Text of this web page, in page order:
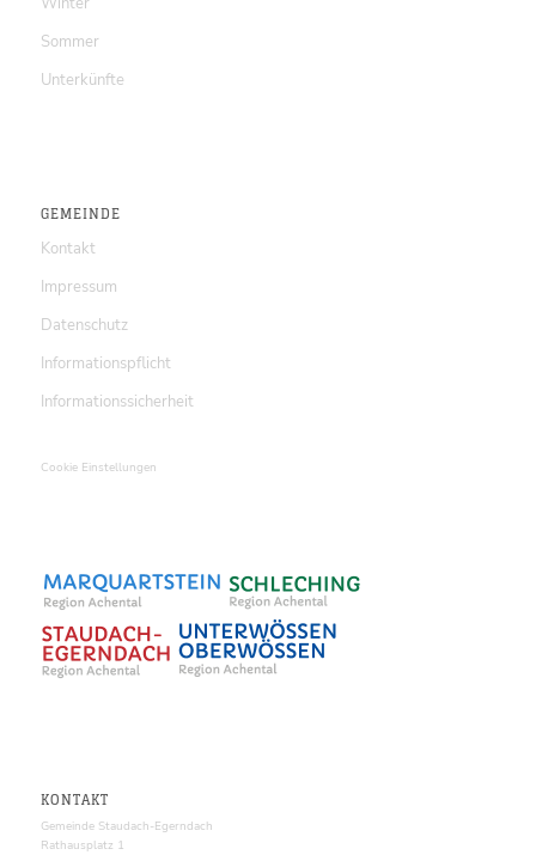
Sommer
Unterkünfte
GEMEINDE
Kontakt
Impressum
Datenschutz
Informationspflicht
Informationssicherheit
Cookie Einstellungen
KONTAKT
Gemeinde Staudach-Egerndach
Rathausplatz 1